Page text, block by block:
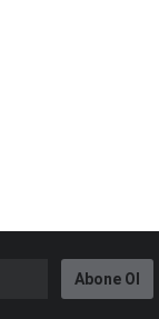
Abone Ol